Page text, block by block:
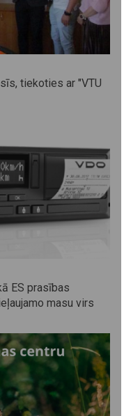
tiekoties ar "VTU
ES prasības
masu virs